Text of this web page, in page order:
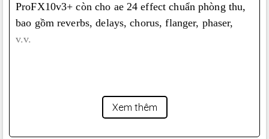
ProFX10v3+ còn cho ae 24 effect chuẩn phòng thu,
bao gồm reverbs, delays, chorus, flanger, phaser,
v.v.
interface USB-C 2 đầu vào/4 đầu ra tích hợp. Ae
nhận được ba chế độ record: Standard, Loopback và
Interface. Standard cho phép ae record lại bản phối
Xem thêm